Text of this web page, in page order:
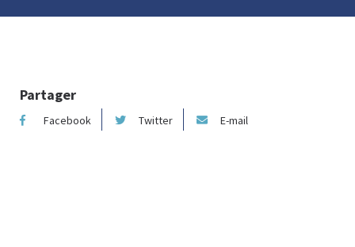
Partager
Facebook Twitter E-mail